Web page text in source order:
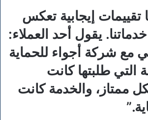
تقييمات إيجابية تعكس
يقول أحد العملاء:
مع شركة أجواء للحماية
التي طلبتها كانت
ممتاز، والخدمة كانت